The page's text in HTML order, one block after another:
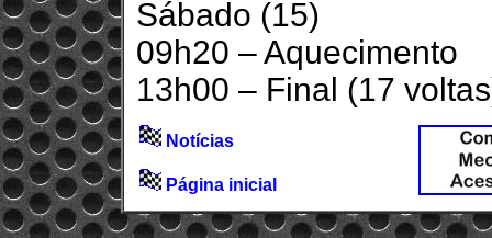
Sábado (15)
09h20 – Aquecimento
13h00 – Final (17
Notícias
Página inicial